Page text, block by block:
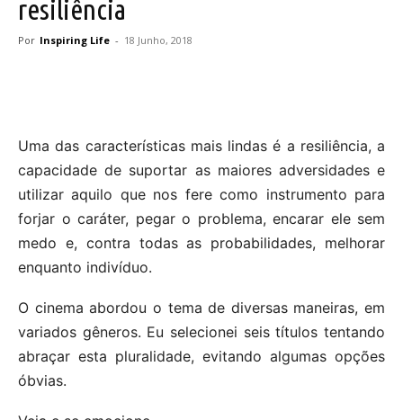
resiliência
Por Inspiring Life - 18 Junho, 2018
Uma das características mais lindas é a resiliência, a
capacidade de suportar as maiores adversidades e
utilizar aquilo que nos fere como instrumento para
forjar o caráter, pegar o problema, encarar ele sem
medo e, contra todas as probabilidades, melhorar
enquanto indivíduo.
O cinema abordou o tema de diversas maneiras, em
variados gêneros. Eu selecionei seis títulos tentando
abraçar esta pluralidade, evitando algumas opções
óbvias.